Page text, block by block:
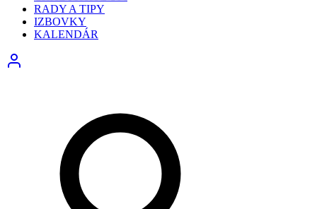
RADY A TIPY
IZBOVKY
KALENDÁR